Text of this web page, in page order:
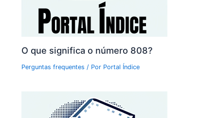
O que significa o número 808?
Perguntas frequentes / Por Portal Índice